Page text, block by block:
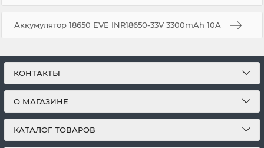
Аккумулятор 18650 EVE INR18650-33V 3300mAh 10A
КОНТАКТЫ
О МАГАЗИНЕ
КАТАЛОГ ТОВАРОВ